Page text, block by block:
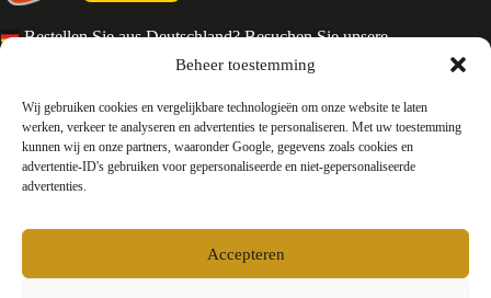
Beheer toestemming
Wij gebruiken cookies en vergelijkbare technologieën om onze website te laten
werken, verkeer te analyseren en advertenties te personaliseren. Met uw toestemming
kunnen wij en onze partners, waaronder Google, gegevens zoals cookies en
advertentie-ID's gebruiken voor gepersonaliseerde en niet-gepersonaliseerde
advertenties.
Accepteren
Bestellen Sie aus Deutschland? Besuchen Sie unsere
Services en Contact
Algemene voorwaarden
Retourneren
Privacy
Contact